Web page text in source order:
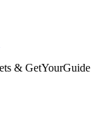
& GetYourGuide